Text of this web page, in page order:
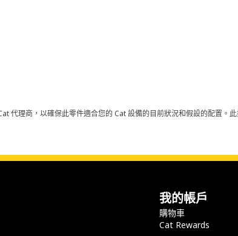
代理商，以確保此零件適合您的 Cat 設備的目前狀況和假設的配置。
我的帳戶
購物車
Cat Rewards